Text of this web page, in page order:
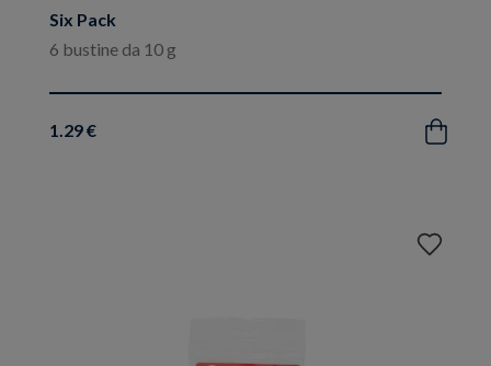
Six Pack
6 bustine da 10 g
1.29 € Acquista
Aggiungi